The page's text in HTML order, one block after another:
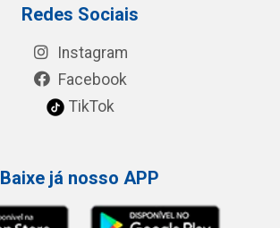
Redes Sociais
Instagram
Facebook
TikTok
Baixe já nosso APP